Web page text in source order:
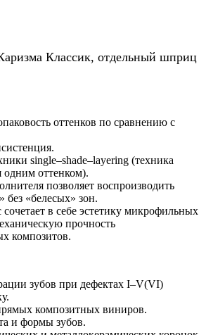
Классик, отдельный шприц
оттенков по сравнению с
single–shade–layering (техника
одним оттенком).
позволяет воспроизводить
без «белесых» зон.
сочетает в себе эстетику микрофильных
прочность
композитов.
зубов при дефектах I–V(VI)
композитных виниров.
и формы зубов.